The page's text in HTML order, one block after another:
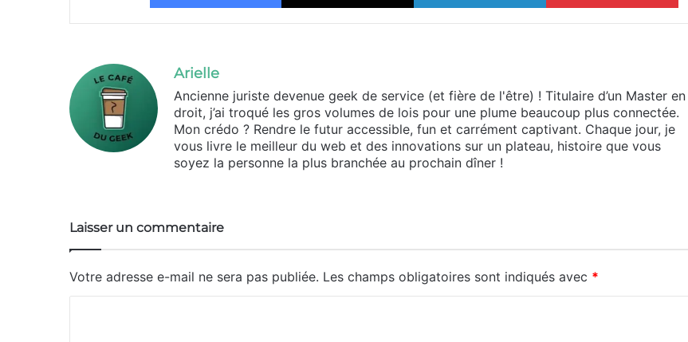
Arielle
Ancienne juriste devenue geek de service (et fière de l'être) ! Titulaire d’un Master en
droit, j’ai troqué les gros volumes de lois pour une plume beaucoup plus connectée.
Mon crédo ? Rendre le futur accessible, fun et carrément captivant. Chaque jour, je
vous livre le meilleur du web et des innovations sur un plateau, histoire que vous
soyez la personne la plus branchée au prochain dîner !
Laisser un commentaire
Votre adresse e-mail ne sera pas publiée. Les champs obligatoires sont indiqués avec *